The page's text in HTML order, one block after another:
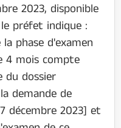
2023, disponible
préfet indique :
phase d'examen
4 mois compte
dossier
demande de
décembre 2023] et